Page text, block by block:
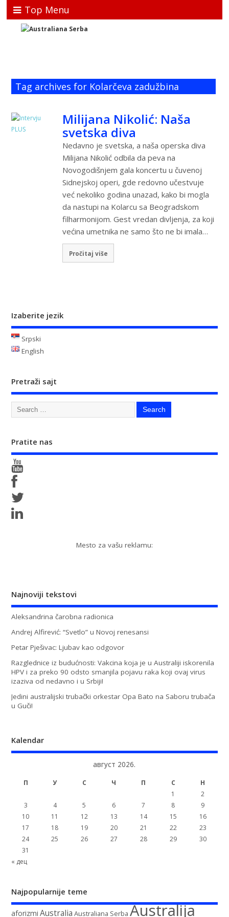
Top Menu
Tag archives for Kolarčeva zadužbina
Milijana Nikolić: Naša
svetska diva
Nedavno je svetska, a naša operska diva
Milijana Nikolić odbila da peva na
Novogodišnjem gala koncertu u čuvenoj
Sidnejskoj operi, gde redovno učestvuje
već nekoliko godina unazad, kako bi mogla
da nastupi na Kolarcu sa Beogradskom
filharmonijom. Gest vredan divljenja, za koji
većina umetnika ne samo što ne bi imala…
Pročitaj više
Izaberite jezik
Srpski
English
Pretraži sajt
Pratite nas
Mesto za vašu reklamu:
Najnoviji tekstovi
Aleksandrina čarobna radionica
Andrej Alfirević: “Svetlo” u Novoj renesansi
Petar Pješivac: Ljubav kao odgovor
Razglednice iz budućnosti: Vakcina koja je u Australiji iskorenila
HPV i za preko 90 odsto smanjila pojavu raka koji ovaj virus
izaziva od nedavno i u Srbiji!
Jedini australijski trubački orkestar Opa Bato na Saboru trubača
u Guči!
Kalendar
август 2026.
П У С Ч П С
Н
1
2
3
4 5 6 7 8
9
10
11 12 13 14 15
16
17
18 19 20 21 22
23
24
25 26 27 28 29
30
31
« дец
Najpopularnije teme
aforizmi Australia Australiana Serba Australija